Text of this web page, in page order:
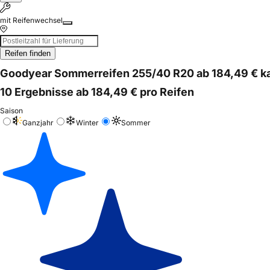
mit Reifenwechsel
Reifen finden
Goodyear Sommerreifen 255/40 R20 ab 184,49 €
10 Ergebnisse ab 184,49 € pro Reifen
Saison
Ganzjahr
Winter Sommer